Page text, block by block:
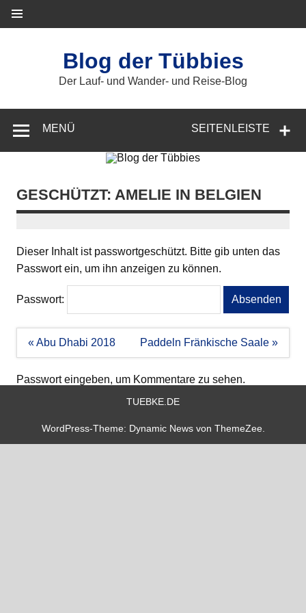
Inhalt
springen
Blog der Tübbies
Der Lauf- und Wander- und Reise-Blog
SEITENLEISTE
MENÜ
GESCHÜTZT: AMELIE IN BELGIEN
Dieser Inhalt ist passwortgeschützt. Bitte gib unten das
Passwort ein, um ihn anzeigen zu können.
Passwort:
Beitragsnavigation
« Abu Dhabi 2018 Paddeln Fränkische Saale »
Passwort eingeben, um Kommentare zu sehen.
TUEBKE.DE
WordPress-Theme: Dynamic News von ThemeZee.